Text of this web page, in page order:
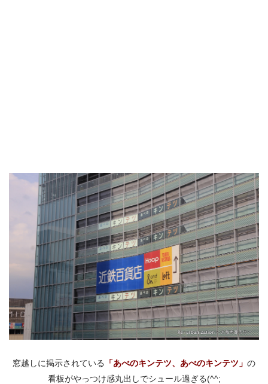
窓越しに掲示されている 「あべのキンテツ、あべのキンテツ」 の
看板がやっつけ感丸出しでシュール過ぎる(^^;